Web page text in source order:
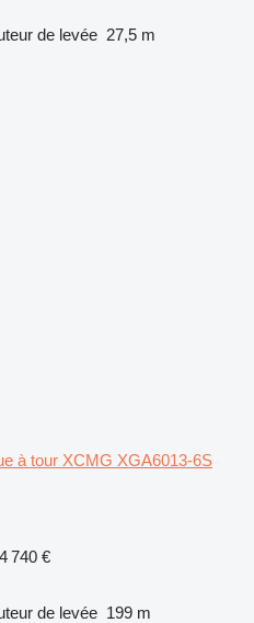
de levée 27,5 m
à tour XCMG XGA6013-6S
740 €
de levée 199 m